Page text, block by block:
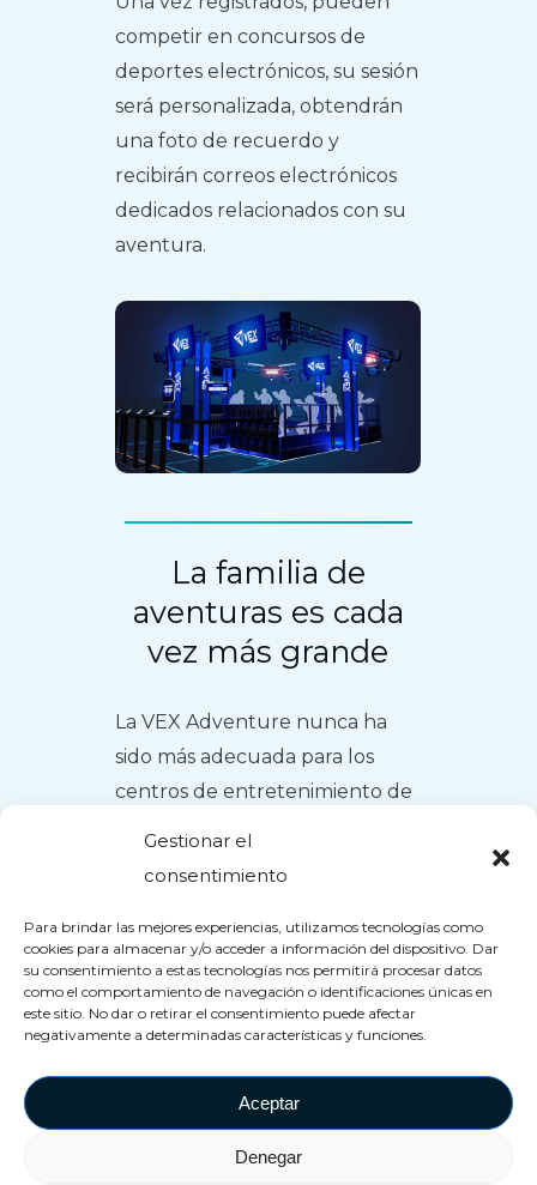
Gestionar el
consentimiento
Para brindar las mejores experiencias, utilizamos tecnologías como
cookies para almacenar y/o acceder a información del dispositivo. Dar
su consentimiento a estas tecnologías nos permitirá procesar datos
como el comportamiento de navegación o identificaciones únicas en
este sitio. No dar o retirar el consentimiento puede afectar
negativamente a determinadas características y funciones.
Aceptar
Denegar
competir en concursos de
deportes electrónicos, su sesión
será personalizada, obtendrán
una foto de recuerdo y
recibirán correos electrónicos
dedicados relacionados con su
aventura.
La familia de
aventuras es cada
vez más grande
La VEX Adventure nunca ha
sido más adecuada para los
centros de entretenimiento de
vendida se vuelve más
asequible y compacta que
nunca. Esto ha sido posible
gracias al uso de tecnología de
software altamente optimizado